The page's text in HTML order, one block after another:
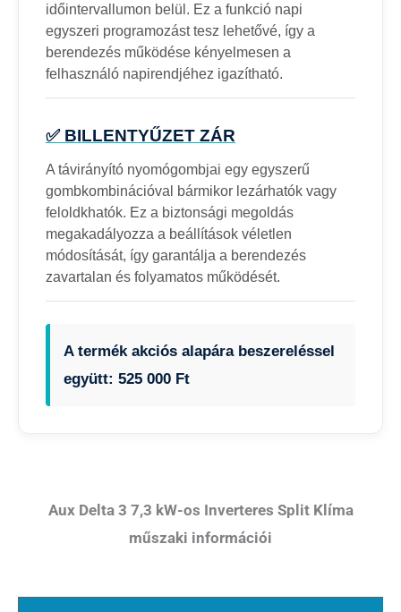
időintervallumon belül. Ez a funkció napi
egyszeri programozást tesz lehetővé, így a
berendezés működése kényelmesen a
felhasználó napirendjéhez igazítható.
✅ BILLENTYŰZET ZÁR
A távirányító nyomógombjai egy egyszerű
gombkombinációval bármikor lezárhatók vagy
feloldkhatók. Ez a biztonsági megoldás
megakadályozza a beállítások véletlen
módosítását, így garantálja a berendezés
zavartalan és folyamatos működését.
A termék akciós alapára beszereléssel
együtt: 525 000 Ft
Aux Delta 3 7,3 kW-os Inverteres Split Klíma
műszaki információi